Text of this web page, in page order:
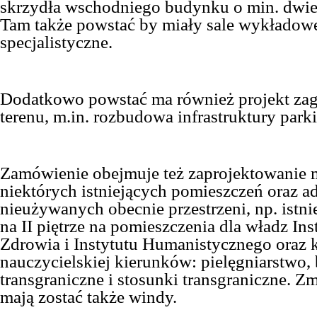
skrzydła wschodniego budynku o min.
Tam także powstać by miały sale
specjalistyczne.
Dodatkowo powstać ma również projekt
terenu, m.in. rozbudowa infrastruktury
Zamówienie obejmuje też zaprojektowanie
niektórych istniejących pomieszczeń oraz
nieużywanych obecnie przestrzeni, np.
na II piętrze na pomieszczenia dla władz
Zdrowia i Instytutu Humanistycznego oraz
nauczycielskiej kierunków: pielęgniarstwo,
transgraniczne i stosunki transgraniczne.
mają zostać także windy.